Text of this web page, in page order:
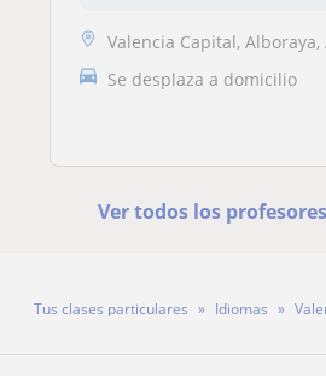
Valencia Capital, Alboraya, Almàssera,
Se desplaza a domicilio
Ver todos los
Tus clases particulares Idiomas